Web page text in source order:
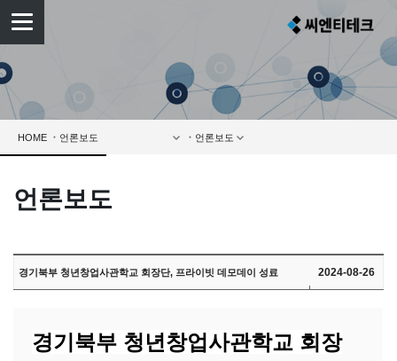
HOME
언론보도
경기북부 청년창업사관학교 회장단, 프라이빗 데모데이 성료 2024-08-26
경기북부 청년창업사관학교 회장